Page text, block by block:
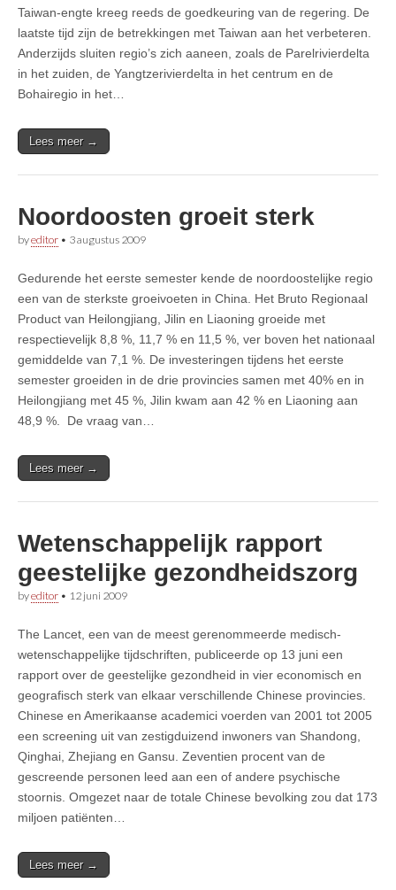
Taiwan-engte kreeg reeds de goedkeuring van de regering. De
laatste tijd zijn de betrekkingen met Taiwan aan het verbeteren.
Anderzijds sluiten regio’s zich aaneen, zoals de Parelrivierdelta
in het zuiden, de Yangtzerivierdelta in het centrum en de
Bohairegio in het…
Lees meer →
Noordoosten groeit sterk
byeditor • 3 augustus 2009
Gedurende het eerste semester kende de noordoostelijke regio
een van de sterkste groeivoeten in China. Het Bruto Regionaal
Product van Heilongjiang, Jilin en Liaoning groeide met
respectievelijk 8,8 %, 11,7 % en 11,5 %, ver boven het nationaal
gemiddelde van 7,1 %. De investeringen tijdens het eerste
semester groeiden in de drie provincies samen met 40% en in
Heilongjiang met 45 %, Jilin kwam aan 42 % en Liaoning aan
48,9 %. De vraag van…
Lees meer →
Wetenschappelijk rapport
geestelijke gezondheidszorg
byeditor • 12 juni 2009
The Lancet, een van de meest gerenommeerde medisch-
wetenschappelijke tijdschriften, publiceerde op 13 juni een
rapport over de geestelijke gezondheid in vier economisch en
geografisch sterk van elkaar verschillende Chinese provincies.
Chinese en Amerikaanse academici voerden van 2001 tot 2005
een screening uit van zestigduizend inwoners van Shandong,
Qinghai, Zhejiang en Gansu. Zeventien procent van de
gescreende personen leed aan een of andere psychische
stoornis. Omgezet naar de totale Chinese bevolking zou dat 173
miljoen patiënten…
Lees meer →